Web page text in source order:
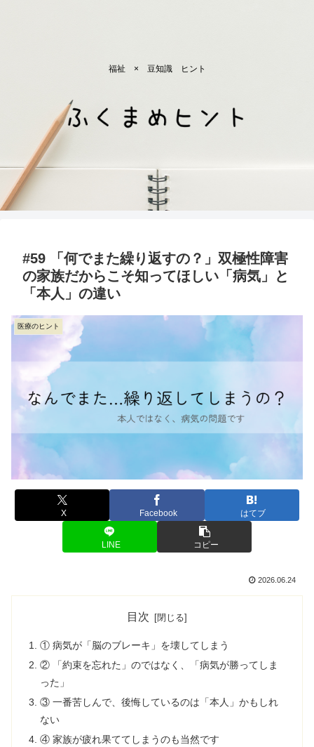
福祉 × 豆知識 ヒント
#59 「何でまた繰り返すの？」双極性障害
の家族だからこそ知ってほしい「病気」と
「本人」の違い
医療のヒント
X Facebook はてブ
LINE コピー
2026.06.24
目次
① 病気が「脳のブレーキ」を壊してしまう
② 「約束を忘れた」のではなく、「病気が勝ってしま
った」
③ 一番苦しんで、後悔しているのは「本人」かもしれ
ない
④ 家族が疲れ果ててしまうのも当然です